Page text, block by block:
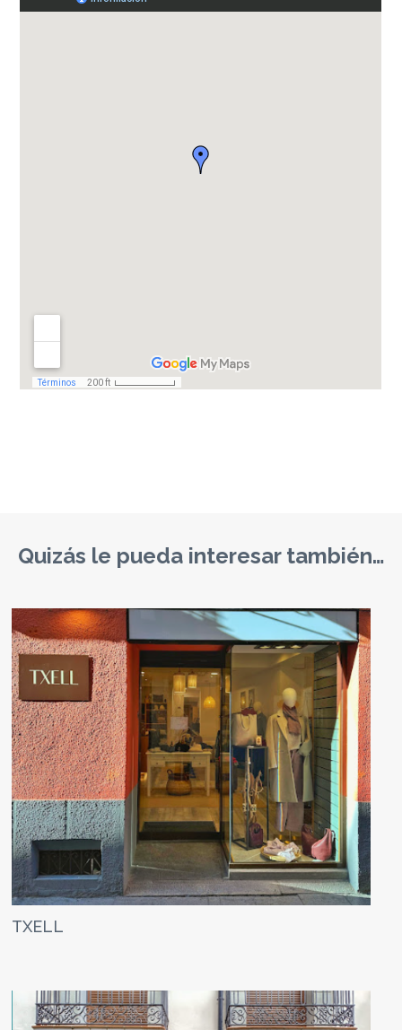
Quizás le pueda interesar también…
TXELL